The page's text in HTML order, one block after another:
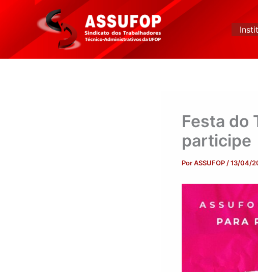
conteúdo
Festa do
participe
PorASSUFOP /13/04/